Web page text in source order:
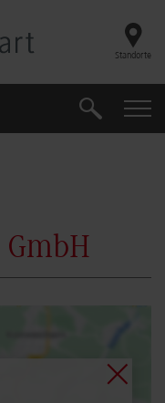
Standorte
Suche